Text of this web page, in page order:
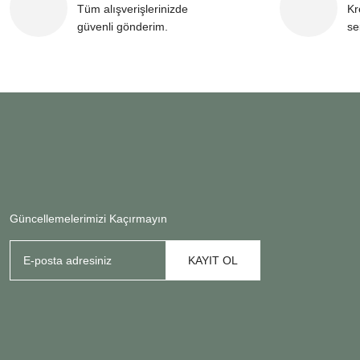
Tüm alışverişlerinizde
güvenli gönderim.
Güncellemelerimizi Kaçırmayın
KAYIT OL